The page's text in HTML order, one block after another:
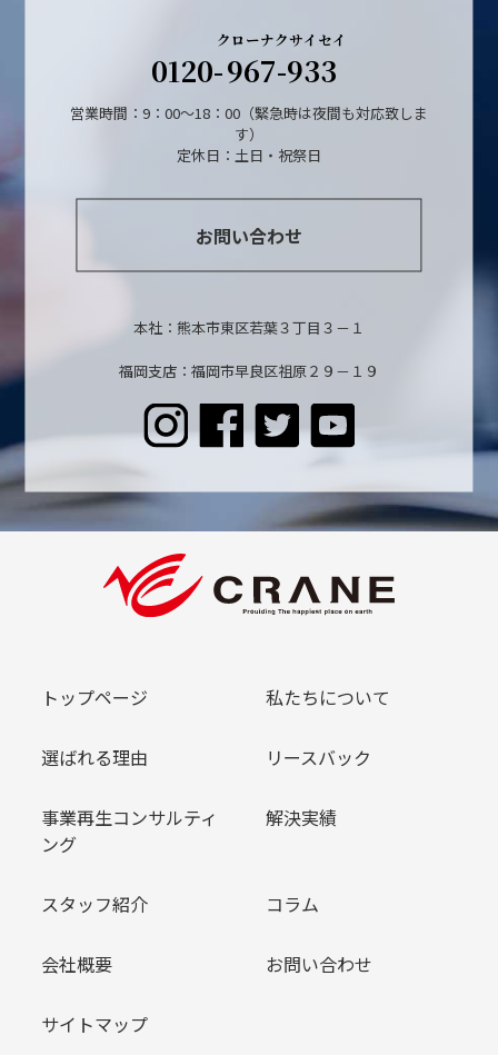
0120-967-933
クローナクサイセイ
営業時間：9：00～18：00（緊急時は夜間も対応致しま
す）
定休日：土日・祝祭日
お問い合わせ
本社：熊本市東区若葉３丁目３－１
福岡支店：福岡市早良区祖原２９－１９
トップページ 私たちについて
選ばれる理由 リースバック
事業再生コンサルティ
ング
解決実績
スタッフ紹介 コラム
会社概要 お問い合わせ
サイトマップ